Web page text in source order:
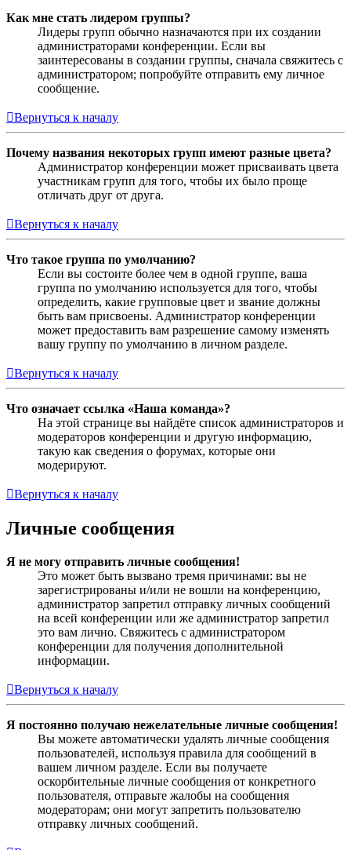
Как мне стать лидером группы?
Лидеры групп обычно назначаются при их создании
администраторами конференции. Если вы
заинтересованы в создании группы, сначала свяжитесь с
администратором; попробуйте отправить ему личное
сообщение.
Вернуться к началу
Почему названия некоторых групп имеют разные цвета?
Администратор конференции может присваивать цвета
участникам групп для того, чтобы их было проще
отличать друг от друга.
Вернуться к началу
Что такое группа по умолчанию?
Если вы состоите более чем в одной группе, ваша
группа по умолчанию используется для того, чтобы
определить, какие групповые цвет и звание должны
быть вам присвоены. Администратор конференции
может предоставить вам разрешение самому изменять
вашу группу по умолчанию в личном разделе.
Вернуться к началу
Что означает ссылка «Наша команда»?
На этой странице вы найдёте список администраторов и
модераторов конференции и другую информацию,
такую как сведения о форумах, которые они
модерируют.
Вернуться к началу
Личные сообщения
Я не могу отправить личные сообщения!
Это может быть вызвано тремя причинами: вы не
зарегистрированы и/или не вошли на конференцию,
администратор запретил отправку личных сообщений
на всей конференции или же администратор запретил
это вам лично. Свяжитесь с администратором
конференции для получения дополнительной
информации.
Вернуться к началу
Я постоянно получаю нежелательные личные сообщения!
Вы можете автоматически удалять личные сообщения
пользователей, используя правила для сообщений в
вашем личном разделе. Если вы получаете
оскорбительные личные сообщения от конкретного
пользователя, отправьте жалобы на сообщения
модераторам; они могут запретить пользователю
отправку личных сообщений.